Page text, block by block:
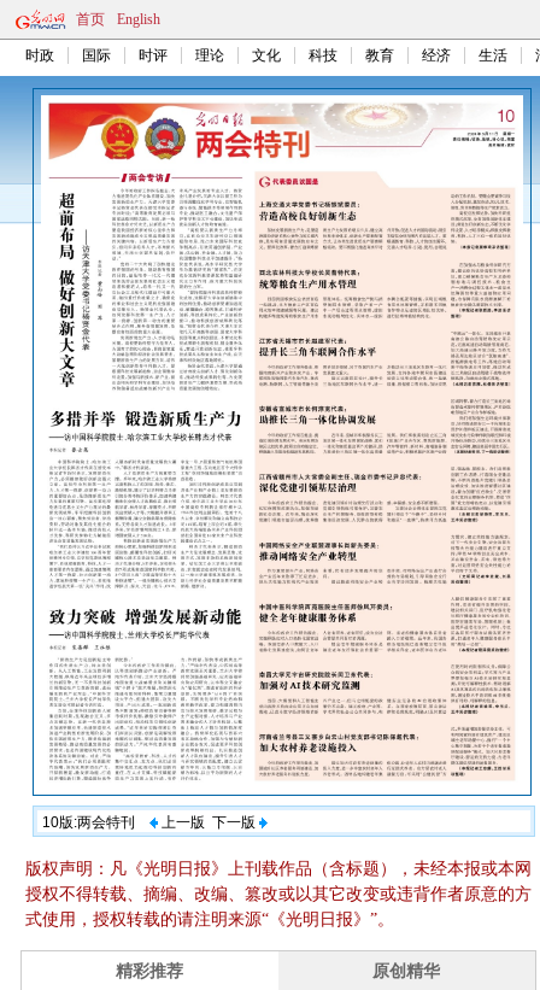
首页 English
时政 国际 时评 理论 文化 科技 教育 经济 生活
10版:两会特刊 上一版 下一版
版权声明：凡《光明日报》上刊载作品（含标题），未经本报或本网
授权不得转载、摘编、改编、篡改或以其它改变或违背作者原意的方
式使用，授权转载的请注明来源“《光明日报》”。